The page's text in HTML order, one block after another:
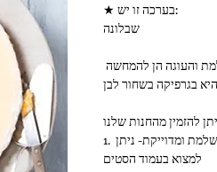
★ בערכה זו יש:
שבלונה
1. סט של 4 רגליים לתוצאה מושלמת ומדוייקת- ניתן
למצוא בעמוד הסטים